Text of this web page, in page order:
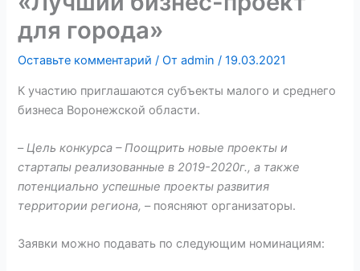
для города»
Оставьте комментарий / Отadmin/19.03.2021
К участию приглашаются субъекты малого и среднего
бизнеса Воронежской области.
–Цель конкурса – Поощрить новые проекты и
стартапы реализованные в 2019-2020г., а также
потенциально успешные проекты развития
территории региона,– поясняют организаторы.
Заявки можно подавать по следующим номинациям: